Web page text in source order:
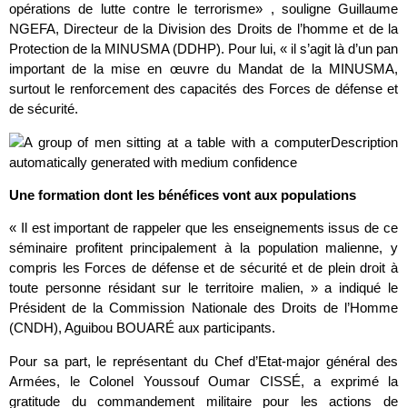
opérations de lutte contre le terrorisme» , souligne Guillaume
NGEFA, Directeur de la Division des Droits de l’homme et de la
Protection de la MINUSMA (DDHP). Pour lui, « il s’agit là d’un pan
important de la mise en œuvre du Mandat de la MINUSMA,
surtout le renforcement des capacités des Forces de défense et
de sécurité.
Une formation dont les bénéfices vont aux populations
« Il est important de rappeler que les enseignements issus de ce
séminaire profitent principalement à la population malienne, y
compris les Forces de défense et de sécurité et de plein droit à
toute personne résidant sur le territoire malien, » a indiqué le
Président de la Commission Nationale des Droits de l’Homme
(CNDH), Aguibou BOUARÉ aux participants.
Pour sa part, le représentant du Chef d’Etat-major général des
Armées, le Colonel Youssouf Oumar CISSÉ, a exprimé la
gratitude du commandement militaire pour les actions de